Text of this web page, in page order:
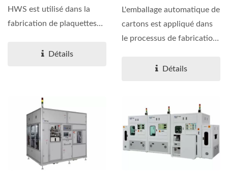
HWS est utilisé dans la
fabrication de plaquettes
Détails
L'emballage automatique de
cartons est appliqué dans
le processus de fabrication
Détails